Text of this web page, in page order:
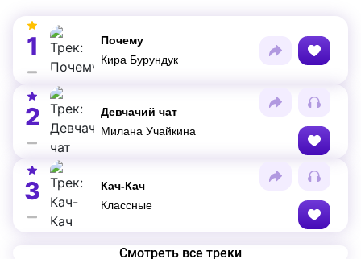
1
Почему
Кира Бурундук
2
Девчачий чат
Милана Учайкина
3
Кач-Кач
Классные
Смотреть все треки